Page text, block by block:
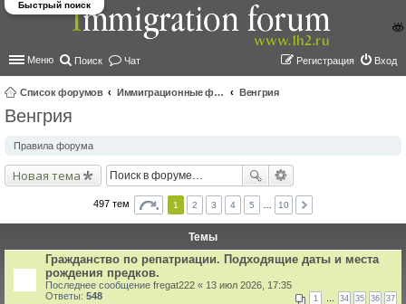
Меню Поиск Чат Вход
Регистрация
Список форумов Иммиграционные форумы | Immigration forums
Венгрия
Быстрый поиск
Венгрия
Правила форума
Новая тема
497 тем 1 2 3 4 5 10
Темы
Гражданство по репатриации. Подходящие даты и места
рождения предков.
Последнее сообщение fregat222 « 13 июл 2026, 17:35
Ответы: 548 1 … 34 35 36 37